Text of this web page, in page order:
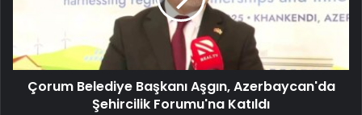
Çorum Belediye Başkanı Aşgın, Azerbaycan'da
Şehircilik Forumu'na Katıldı